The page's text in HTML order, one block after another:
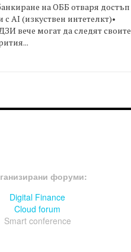
на ОББ отваря достъп
с AI (изкуствен интетелкт)•
вече могат да следят своите
форуми:
Digital Finance
Cloud forum
Smart conference